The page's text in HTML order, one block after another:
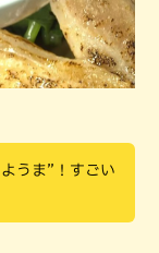
うま”！すごい